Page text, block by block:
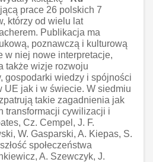
prace 26 polskich 7
którzy od wielu lat
Publikacja ma
poznawczą i kulturową
w niej nowe interpretacje,
także wizje rozwoju
gospodarki wiedzy i spójności
UE jak i w świecie. W siedmiu
takie zagadnienia jak
transformacji cywilizacji i
Cz. Cempel, J. F.
W. Gasparski, A. Kiepas, S.
społeczeństwa
A. Szewczyk, J.